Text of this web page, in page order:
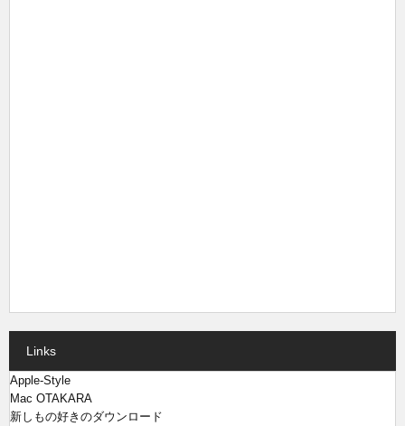
Links
Apple-Style
Mac OTAKARA
新しもの好きのダウンロード